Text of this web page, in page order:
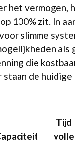
het vermogen,
100% zit. In
slimme
als
die
de huidige
Tijd
volle